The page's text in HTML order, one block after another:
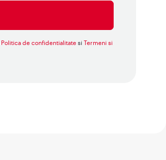
Politica de confidentialitate siTermeni si